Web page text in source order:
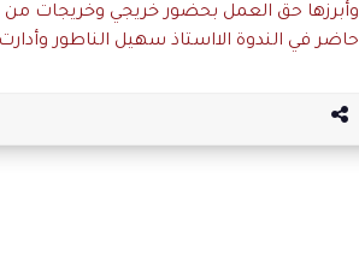
وأبرزها حق العمل بحضور خريجي وخريجات من
حاضر في الندوة الااستاذ سهيل الناطور